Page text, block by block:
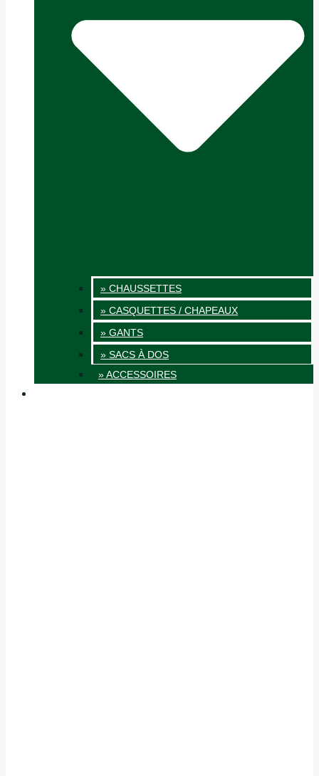
» CHAUSSETTES
» CASQUETTES / CHAPEAUX
» GANTS
» SACS À DOS
» ACCESSOIRES